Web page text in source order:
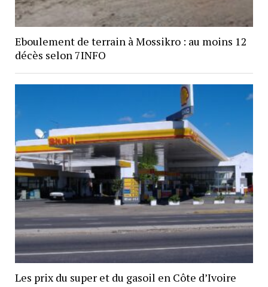
Eboulement de terrain à Mossikro : au moins 12
décès selon 7INFO
Les prix du super et du gasoil en Côte d’Ivoire